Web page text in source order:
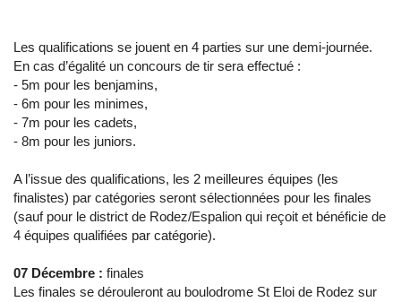
Les qualifications se jouent en 4 parties sur une demi-journée.
En cas d’égalité un concours de tir sera effectué :
- 5m pour les benjamins,
- 6m pour les minimes,
- 7m pour les cadets,
- 8m pour les juniors.
A l’issue des qualifications, les 2 meilleures équipes (les
finalistes) par catégories seront sélectionnées pour les finales
(sauf pour le district de Rodez/Espalion qui reçoit et bénéficie de
4 équipes qualifiées par catégorie).
07 Décembre : finales
Les finales se dérouleront au boulodrome St Eloi de Rodez sur